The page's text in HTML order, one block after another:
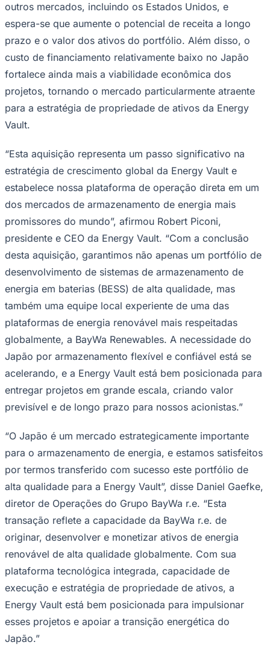
Corinthians
Palmeiras
outros mercados, incluindo os Estados Unidos, e
espera-se que aumente o potencial de receita a longo
prazo e o valor dos ativos do portfólio. Além disso, o
custo de financiamento relativamente baixo no Japão
fortalece ainda mais a viabilidade econômica dos
projetos, tornando o mercado particularmente atraente
para a estratégia de propriedade de ativos da Energy
Vault.
“Esta aquisição representa um passo significativo na
estratégia de crescimento global da Energy Vault e
estabelece nossa plataforma de operação direta em um
dos mercados de armazenamento de energia mais
promissores do mundo”, afirmou Robert Piconi,
presidente e CEO da Energy Vault. “Com a conclusão
desta aquisição, garantimos não apenas um portfólio de
desenvolvimento de sistemas de armazenamento de
energia em baterias (BESS) de alta qualidade, mas
também uma equipe local experiente de uma das
plataformas de energia renovável mais respeitadas
globalmente, a BayWa Renewables. A necessidade do
Japão por armazenamento flexível e confiável está se
acelerando, e a Energy Vault está bem posicionada para
entregar projetos em grande escala, criando valor
previsível e de longo prazo para nossos acionistas.”
“O Japão é um mercado estrategicamente importante
para o armazenamento de energia, e estamos satisfeitos
por termos transferido com sucesso este portfólio de
alta qualidade para a Energy Vault”, disse Daniel Gaefke,
diretor de Operações do Grupo BayWa r.e. “Esta
transação reflete a capacidade da BayWa r.e. de
originar, desenvolver e monetizar ativos de energia
renovável de alta qualidade globalmente. Com sua
plataforma tecnológica integrada, capacidade de
execução e estratégia de propriedade de ativos, a
Energy Vault está bem posicionada para impulsionar
esses projetos e apoiar a transição energética do
Japão.”